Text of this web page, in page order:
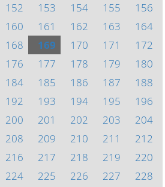
152 153 154 155
156
160 161 162 163
164
168 169 170 171
172
176 177 178 179
180
184 185 186 187
188
192 193 194 195
196
200 201 202 203
204
208 209 210 211
212
216 217 218 219
220
224 225 226 227
228